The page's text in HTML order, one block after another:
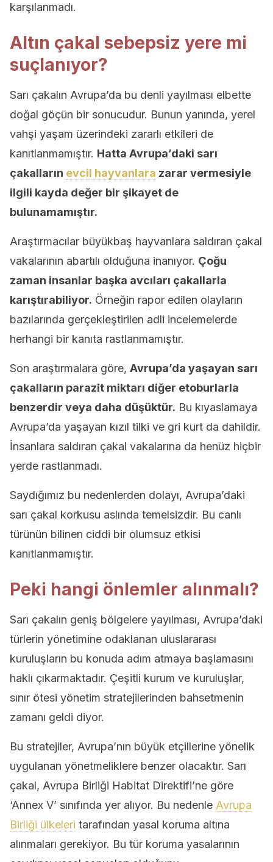
karşılanmadı.
Altın çakal sebepsiz yere mi
suçlanıyor?
Sarı çakalın Avrupa’da bu denli yayılması elbette
doğal göçün bir sonucudur. Bunun yanında, yerel
vahşi yaşam üzerindeki zararlı etkileri de
kanıtlanmamıştır. Hatta Avrupa’daki sarı
çakalların evcil hayvanlara zarar vermesiyle
ilgili kayda değer bir şikayet de
bulunamamıştır.
Araştırmacılar büyükbaş hayvanlara saldıran çakal
vakalarının abartılı olduğuna inanıyor. Çoğu
zaman insanlar başka avcıları çakallarla
karıştırabiliyor. Örneğin rapor edilen olayların
bazılarında gerçekleştirilen adli incelemelerde
herhangi bir kanıta rastlanmamıştır.
Son araştırmalara göre, Avrupa’da yaşayan sarı
çakalların parazit miktarı diğer etoburlarla
benzerdir veya daha düşüktür. Bu kıyaslamaya
Avrupa’da yaşayan kızıl tilki ve gri kurt da dahildir.
İnsanlara saldıran çakal vakalarına da henüz hiçbir
yerde rastlanmadı.
Saydığımız bu nedenlerden dolayı, Avrupa’daki
sarı çakal korkusu aslında temelsizdir. Bu canlı
türünün bilinen ciddi bir olumsuz etkisi
kanıtlanmamıştır.
Peki hangi önlemler alınmalı?
Sarı çakalın geniş bölgelere yayılması, Avrupa’daki
türlerin yönetimine odaklanan uluslararası
kuruluşların bu konuda adım atmaya başlamasını
haklı çıkarmaktadır. Çeşitli kurum ve kuruluşlar,
sınır ötesi yönetim stratejilerinden bahsetmenin
zamanı geldi diyor.
Bu stratejiler, Avrupa’nın büyük etçillerine yönelik
uygulanan yönetmeliklere benzer olacaktır. Sarı
çakal, Avrupa Birliği Habitat Direktifi’ne göre
‘Annex V’ sınıfında yer alıyor. Bu nedenle Avrupa
Birliği ülkeleri tarafından yasal koruma altına
alınmaları gerekiyor. Bu tür koruma yasalarının